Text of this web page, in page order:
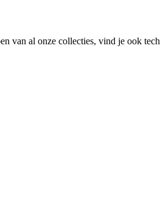
van al onze collecties, vind je ook